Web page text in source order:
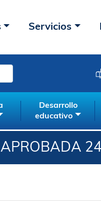
Servicios
Desarrollo
educativo